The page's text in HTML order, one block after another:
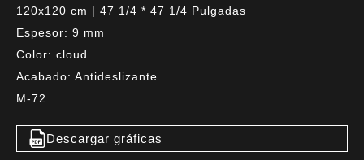
120x120 cm | 47 1/4 * 47 1/4 Pulgadas
Espesor: 9 mm
Color: cloud
Acabado: Antideslizante
M-72
Descargar gráficas